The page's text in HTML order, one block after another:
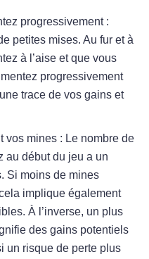
progressivement :
petites mises. Au fur et à
à l’aise et que vous
progressivement
trace de vos gains et
mines : Le nombre de
au début du jeu a un
Si moins de mines
implique également
À l’inverse, un plus
des gains potentiels
un risque de perte plus